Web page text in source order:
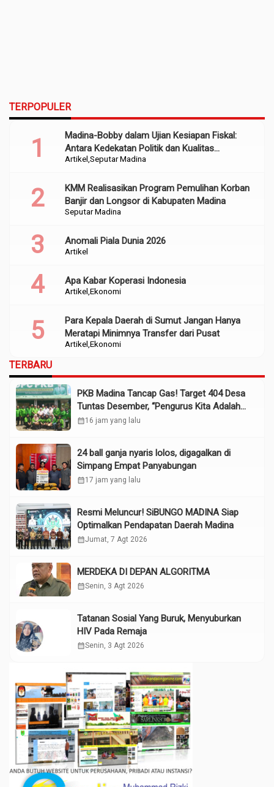
TERPOPULER
Artikel Seputar Madina
Madina-Bobby dalam Ujian Kesiapan Fiskal:
Antara Kedekatan Politik dan Kualitas
Perencanaan
Seputar Madina
KMM Realisasikan Program Pemulihan Korban
Banjir dan Longsor di Kabupaten Madina
Artikel
Anomali Piala Dunia 2026
Artikel Ekonomi
Apa Kabar Koperasi Indonesia
Artikel Ekonomi
Para Kepala Daerah di Sumut Jangan Hanya
Meratapi Minimnya Transfer dari Pusat
TERBARU
PKB Madina Tancap Gas! Target 404 Desa
Tuntas Desember, “Pengurus Kita Adalah
Tokoh”
calendar_month16 jam yang lalu
24 ball ganja nyaris lolos, digagalkan di
Simpang Empat Panyabungan
calendar_month17 jam yang lalu
Resmi Meluncur! SiBUNGO MADINA Siap
Optimalkan Pendapatan Daerah Madina
calendar_monthJumat, 7 Agt 2026
MERDEKA DI DEPAN ALGORITMA
calendar_monthSenin, 3 Agt 2026
Tatanan Sosial Yang Buruk, Menyuburkan
HIV Pada Remaja
calendar_monthSenin, 3 Agt 2026